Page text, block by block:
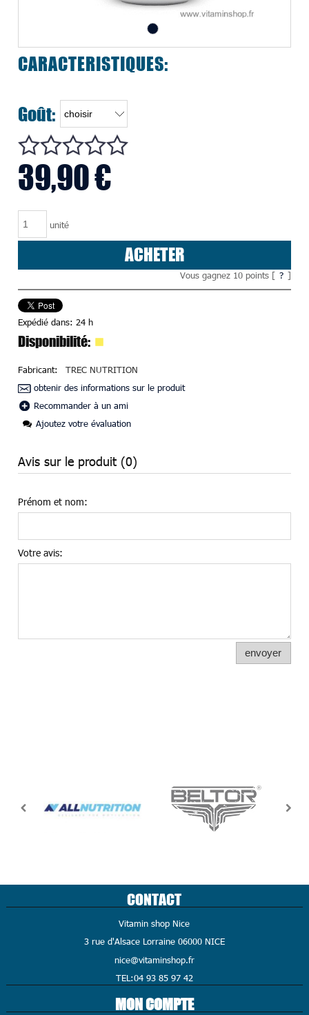
CARACTERISTIQUES:
Goût:
39,90 €
unité
ACHETER
Vous gagnez 10 points [ ? ]
Expédié dans: 24 h
Disponibilité:
Fabricant:
TREC NUTRITION
obtenir des informations sur le produit
Recommander à un ami
Ajoutez votre évaluation
Avis sur le produit (0)
Prénom et nom:
Votre avis:
envoyer
CONTACT
Vitamin shop Nice
3 rue d'Alsace Lorraine 06000 NICE
nice@vitaminshop.fr
TEL:04 93 85 97 42
MON COMPTE